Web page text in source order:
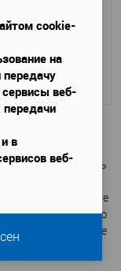
— 2000х70х200
внешний
в виде
недорого купить
или
полиуретановые
стойкостью
продолжительное
cookie-
на
передачу
веб-
передачи
и в
веб-